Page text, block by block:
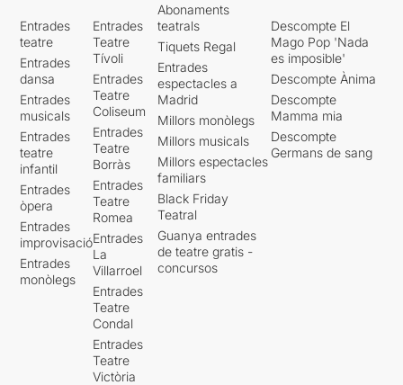
Entrades
teatre
Entrades
dansa
Entrades
musicals
Entrades
teatre
infantil
Entrades
òpera
Entrades
improvisació
Entrades
monòlegs
Entrades
Teatre
Tívoli
Entrades
Teatre
Coliseum
Entrades
Teatre
Borràs
Entrades
Teatre
Romea
Entrades
La
Villarroel
Entrades
Teatre
Condal
Entrades
Teatre
Victòria
Abonaments
teatrals
Tiquets Regal
Entrades
espectacles a
Madrid
Millors monòlegs
Millors musicals
Millors espectacles
familiars
Black Friday
Teatral
Guanya entrades
de teatre gratis -
concursos
Descompte El
Mago Pop 'Nada
es imposible'
Descompte Ànima
Descompte
Mamma mia
Descompte
Germans de sang